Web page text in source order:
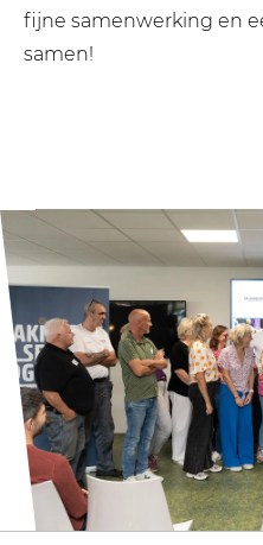
fijne samenwerking en
samen!